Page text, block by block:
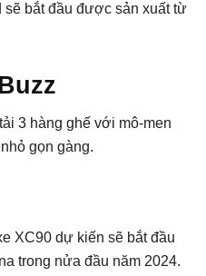
sẽ bắt đầu được sản xuất từ
3 hàng ghế với mô-men
gọn gàng.
XC90 dự kiến sẽ bắt đầu
trong nửa đầu năm 2024.